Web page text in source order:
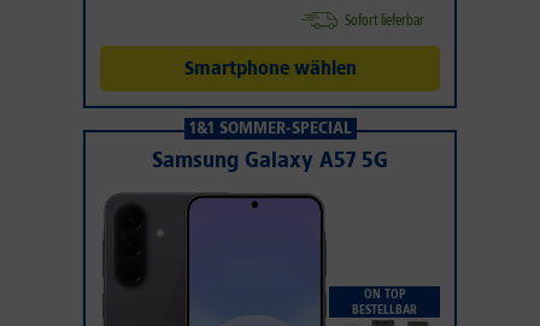
Sofort lieferbar
Smartphone wählen
1&1 SOMMER-SPECIAL
Samsung Galaxy A57 5G
ON TOP
BESTELLBAR